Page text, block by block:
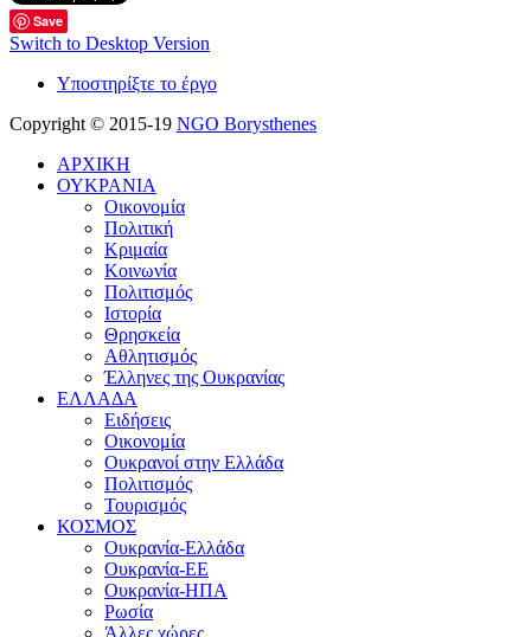
Save
Switch to Desktop Version
Υποστηρίξτε το έργο
Copyright © 2015-19 NGO Borysthenes
ΑΡΧΙΚΗ
ΟΥΚΡΑΝΙΑ
Οικονομία
Πολιτική
Κριμαία
Κοινωνία
Πολιτισμός
Ιστορία
Θρησκεία
Αθλητισμός
Έλληνες της Ουκρανίας
ΕΛΛΑΔΑ
Ειδήσεις
Οικονομία
Ουκρανοί στην Ελλάδα
Πολιτισμός
Τουρισμός
ΚΟΣΜΟΣ
Ουκρανία-Ελλάδα
Ουκρανία-ΕΕ
Ουκρανία-ΗΠΑ
Ρωσία
Άλλες χώρες